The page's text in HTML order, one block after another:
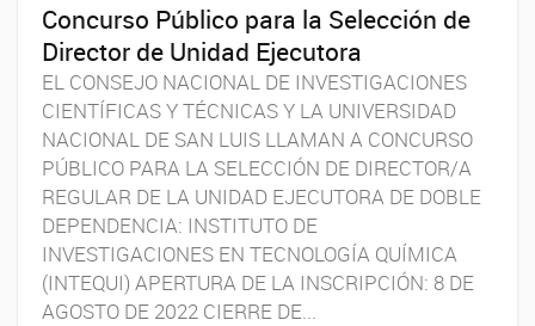
Concurso Público para la Selección de
Director de Unidad Ejecutora
EL CONSEJO NACIONAL DE INVESTIGACIONES
CIENTÍFICAS Y TÉCNICAS Y LA UNIVERSIDAD
NACIONAL DE SAN LUIS LLAMAN A CONCURSO
PÚBLICO PARA LA SELECCIÓN DE DIRECTOR/A
REGULAR DE LA UNIDAD EJECUTORA DE DOBLE
DEPENDENCIA: INSTITUTO DE
INVESTIGACIONES EN TECNOLOGÍA QUÍMICA
(INTEQUI) APERTURA DE LA INSCRIPCIÓN: 8 DE
AGOSTO DE 2022 CIERRE DE...